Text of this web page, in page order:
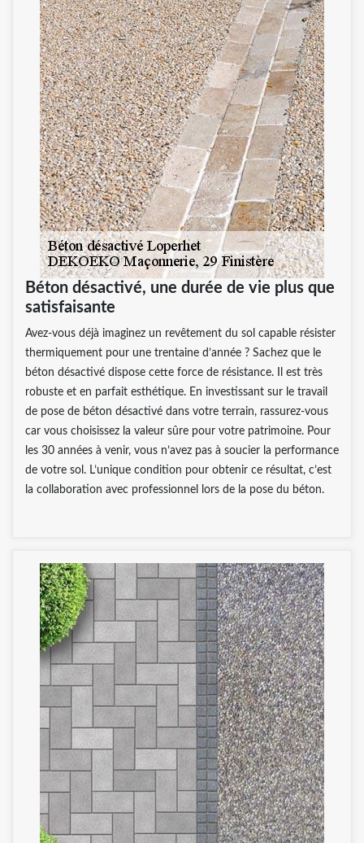
Béton désactivé, une durée de vie plus que
satisfaisante
Avez-vous déjà imaginez un revêtement du sol capable résister
thermiquement pour une trentaine d’année ? Sachez que le
béton désactivé dispose cette force de résistance. Il est très
robuste et en parfait esthétique. En investissant sur le travail
de pose de béton désactivé dans votre terrain, rassurez-vous
car vous choisissez la valeur sûre pour votre patrimoine. Pour
les 30 années à venir, vous n’avez pas à soucier la performance
de votre sol. L’unique condition pour obtenir ce résultat, c’est
la collaboration avec professionnel lors de la pose du béton.